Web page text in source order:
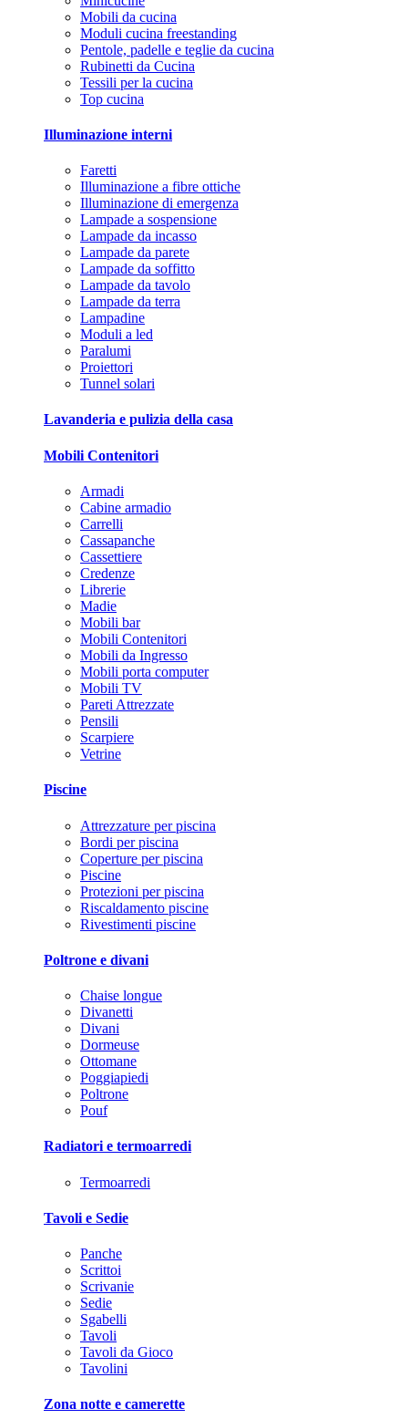
Mobili da cucina
Moduli cucina freestanding
Pentole, padelle e teglie da cucina
Rubinetti da Cucina
Tessili per la cucina
Top cucina
Illuminazione interni
Faretti
Illuminazione a fibre ottiche
Illuminazione di emergenza
Lampade a sospensione
Lampade da incasso
Lampade da parete
Lampade da soffitto
Lampade da tavolo
Lampade da terra
Lampadine
Moduli a led
Paralumi
Proiettori
Tunnel solari
Lavanderia e pulizia della casa
Mobili Contenitori
Armadi
Cabine armadio
Carrelli
Cassapanche
Cassettiere
Credenze
Librerie
Madie
Mobili bar
Mobili Contenitori
Mobili da Ingresso
Mobili porta computer
Mobili TV
Pareti Attrezzate
Pensili
Scarpiere
Vetrine
Piscine
Attrezzature per piscina
Bordi per piscina
Coperture per piscina
Piscine
Protezioni per piscina
Riscaldamento piscine
Rivestimenti piscine
Poltrone e divani
Chaise longue
Divanetti
Divani
Dormeuse
Ottomane
Poggiapiedi
Poltrone
Pouf
Radiatori e termoarredi
Termoarredi
Tavoli e Sedie
Panche
Scrittoi
Scrivanie
Sedie
Sgabelli
Tavoli
Tavoli da Gioco
Tavolini
Zona notte e camerette